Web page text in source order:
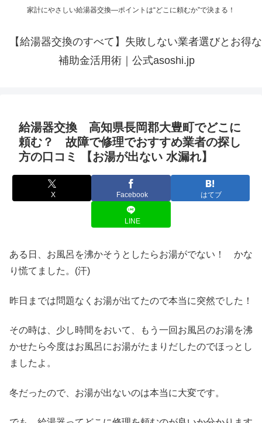
家計にやさしい給湯器交換—ポイントは“どこに頼むか”で決まる！
【給湯器交換のすべて】失敗しない業者選びとお得な
補助金活用術｜公式asoshi.jp
給湯器交換 高知県長岡郡大豊町でどこに
頼む？ 故障で修理でおすすめ業者の探し
方の口コミ 【お湯が出ない 水漏れ】
X Facebook はてブ
LINE
ある日、お風呂を沸かそうとしたらお湯がでない！ かな
り慌てました。(汗)
昨日までは問題なくお湯が出てたので本当に突然でした！
その時は、少し時間をおいて、もう一回お風呂のお湯を沸
かせたら今度はお風呂にお湯がたまりだしたのでほっとし
ましたよ。
冬だったので、お湯が出ないのは本当に大変です。